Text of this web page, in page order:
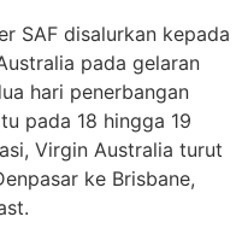
SAF disalurkan kepada
pada gelaran
hari penerbangan
pada 18 hingga 19
Virgin Australia turut
ke Brisbane,